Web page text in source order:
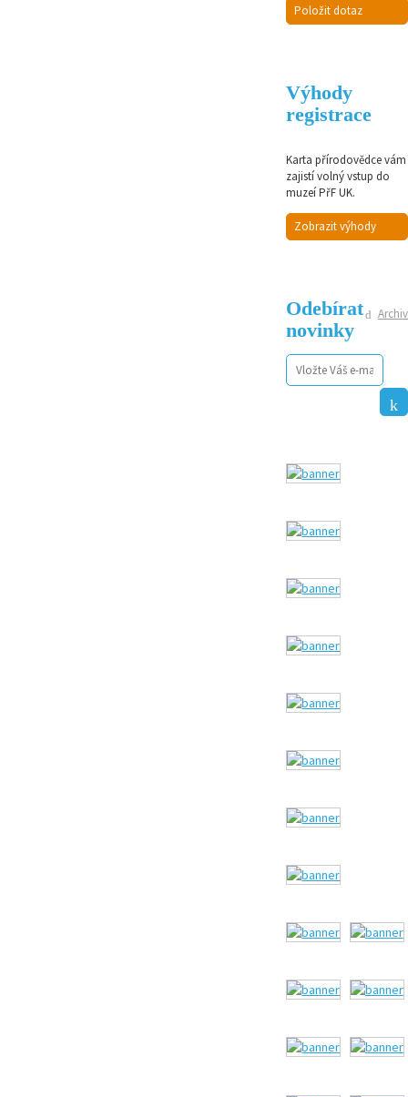
Položit dotaz
Výhody
registrace
Karta přírodovědce vám
zajistí volný vstup do
muzeí PřF UK.
Zobrazit výhody
Archiv
Odebírat
novinky